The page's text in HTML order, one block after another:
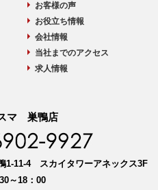
お客様の声
お役立ち情報
会社情報
当社までのアクセス
求人情報
マ 巣鴨店
1-11-4 スカイタワーアネックス3F
～18：00